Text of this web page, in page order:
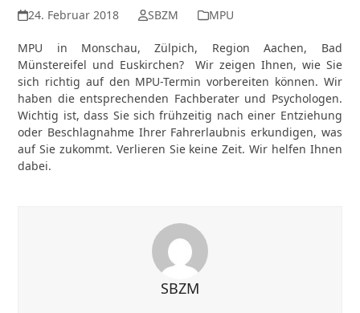
24. Februar 2018 SBZM MPU
MPU in Monschau, Zülpich, Region Aachen, Bad
Münstereifel und Euskirchen? Wir zeigen Ihnen, wie Sie
sich richtig auf den MPU-Termin vorbereiten können. Wir
haben die entsprechenden Fachberater und Psychologen.
Wichtig ist, dass Sie sich frühzeitig nach einer Entziehung
oder Beschlagnahme Ihrer Fahrerlaubnis erkundigen, was
auf Sie zukommt. Verlieren Sie keine Zeit. Wir helfen Ihnen
dabei.
SBZM